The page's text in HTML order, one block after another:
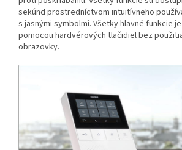
sekúnd prostredníctvom intuitívneho
s jasnými symbolmi. Všetky hlavné funkcie
pomocou hardvérových tlačidiel bez
obrazovky.